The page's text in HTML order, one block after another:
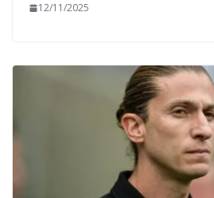
12/11/2025